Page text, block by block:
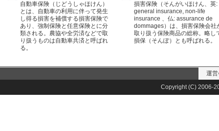
自動車保険（じどうしゃほけん）
とは、自動車の利用に伴って発生
し得る損害を補償する損害保険で
あり、強制保険と任意保険とに分
類される。農協や全労済などで取
り扱うものは自動車共済と呼ばれ
る。
損害保険（そんがいほけん、英:
general insurance, non-life
insurance 、仏: assurance de
dommages）は、損害保険会社
取り扱う保険商品の総称。略し
損保（そんぽ）とも呼ばれる。
運
Copyright (C) 2006-